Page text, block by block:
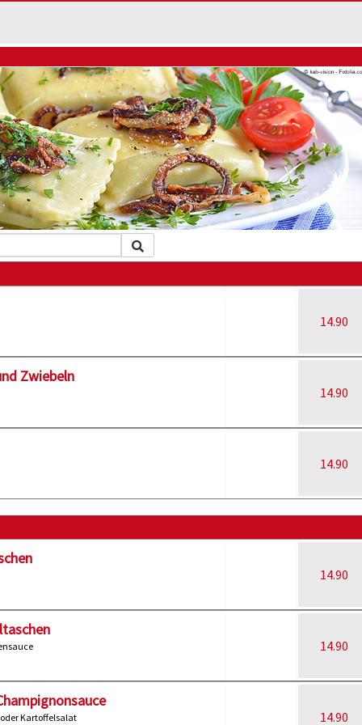
14.90
Zwiebeln
14.90
14.90
14.90
14.90
Kartoffelsalat 14.90